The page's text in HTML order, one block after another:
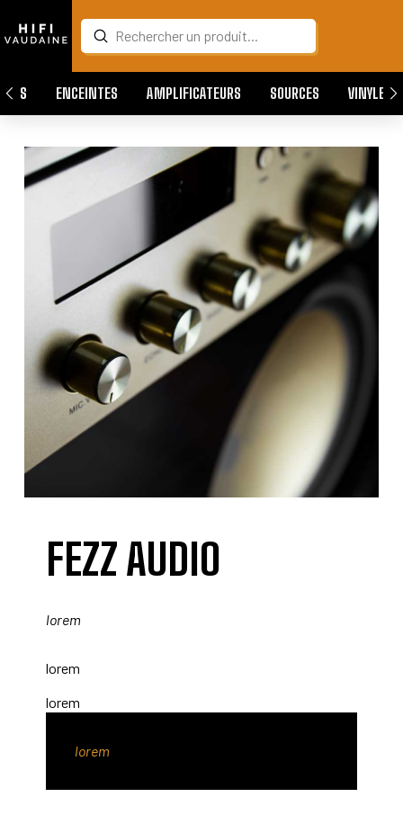
Search
Submit
ENCEINTES AMPLIFICATEURS SOURCES VINYLES
FEZZ AUDIO
lorem
lorem
lorem
lorem